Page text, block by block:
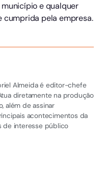
e qualquer
cumprida pela empresa.
Almeida é editor-chefe
diretamente na produção
além de assinar
acontecimentos da
de interesse público